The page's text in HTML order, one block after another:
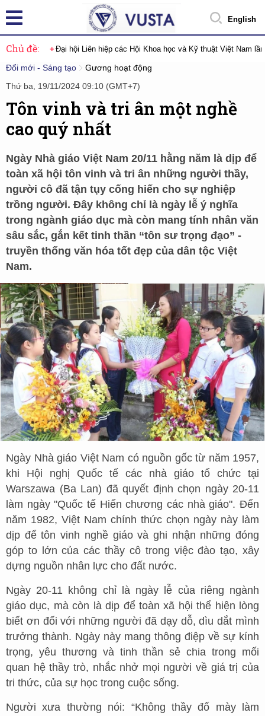
English
Chủ đề: Đại hội Liên hiệp các Hội Khoa học và Kỹ thuật Việt Nam
Đổi mới - Sáng tạo
Gương hoạt động
Thứ ba, 19/11/2024 09:10 (GMT+7)
Tôn vinh và tri ân một nghề
cao quý nhất
Ngày Nhà giáo Việt Nam 20/11 hằng năm là dịp để
toàn xã hội tôn vinh và tri ân những người thầy,
người cô đã tận tụy cống hiến cho sự nghiệp
trồng người. Đây không chỉ là ngày lễ ý nghĩa
trong ngành giáo dục mà còn mang tính nhân văn
sâu sắc, gắn kết tinh thần “tôn sư trọng đạo” -
truyền thống văn hóa tốt đẹp của dân tộc Việt
Nam.
Ngày Nhà giáo Việt Nam có nguồn gốc từ năm 1957,
khi Hội nghị Quốc tế các nhà giáo tổ chức tại
Warszawa (Ba Lan) đã quyết định chọn ngày 20-11
làm ngày "Quốc tế Hiến chương các nhà giáo". Đến
năm 1982, Việt Nam chính thức chọn ngày này làm
dịp để tôn vinh nghề giáo và ghi nhận những đóng
góp to lớn của các thầy cô trong việc đào tạo, xây
dựng nguồn nhân lực cho đất nước.
Ngày 20-11 không chỉ là ngày lễ của riêng ngành
giáo dục, mà còn là dịp để toàn xã hội thể hiện lòng
biết ơn đối với những người đã dạy dỗ, dìu dắt mình
trưởng thành. Ngày này mang thông điệp về sự kính
trọng, yêu thương và tinh thần sẻ chia trong mối
quan hệ thầy trò, nhắc nhở mọi người về giá trị của
tri thức, của sự học trong cuộc sống.
Người xưa thường nói: “Không thầy đố mày làm